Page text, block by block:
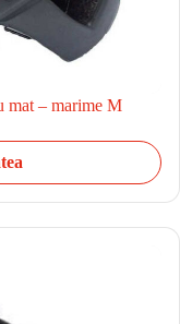
mat – marime M